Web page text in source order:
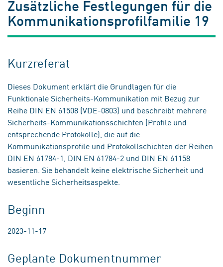
Zusätzliche Festlegungen für die
Kommunikationsprofilfamilie 19
Kurzreferat
Dieses Dokument erklärt die Grundlagen für die
Funktionale Sicherheits-Kommunikation mit Bezug zur
Reihe DIN EN 61508 (VDE-0803) und beschreibt mehrere
Sicherheits-Kommunikationsschichten (Profile und
entsprechende Protokolle), die auf die
Kommunikationsprofile und Protokollschichten der Reihen
DIN EN 61784-1, DIN EN 61784-2 und DIN EN 61158
basieren. Sie behandelt keine elektrische Sicherheit und
wesentliche Sicherheitsaspekte.
Beginn
2023-11-17
Geplante Dokumentnummer